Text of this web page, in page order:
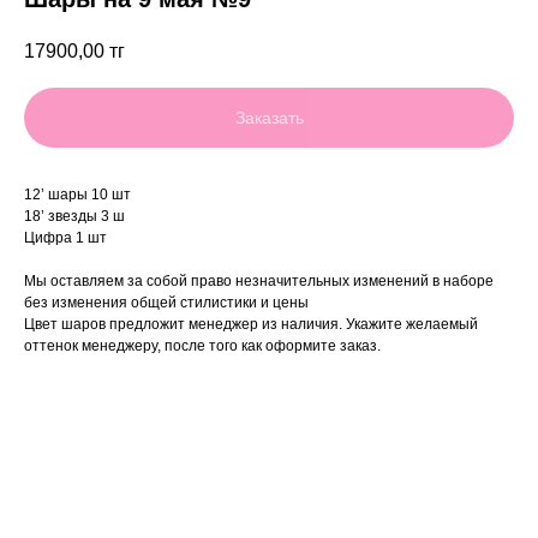
17900,00 тг
Заказать
12’ шары 10 шт
18’ звезды 3 ш
Цифра 1 шт
Мы оставляем за собой право незначительных изменений в наборе
без изменения общей стилистики и цены
Цвет шаров предложит менеджер из наличия. Укажите желаемый
оттенок менеджеру, после того как оформите заказ.